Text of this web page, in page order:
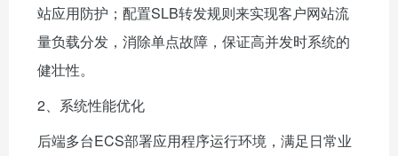
站应用防护；配置SLB转发规则来实现客户网站流
量负载分发，消除单点故障，保证高并发时系统的
健壮性。
2、系统性能优化
后端多台ECS部署应用程序运行环境，满足日常业